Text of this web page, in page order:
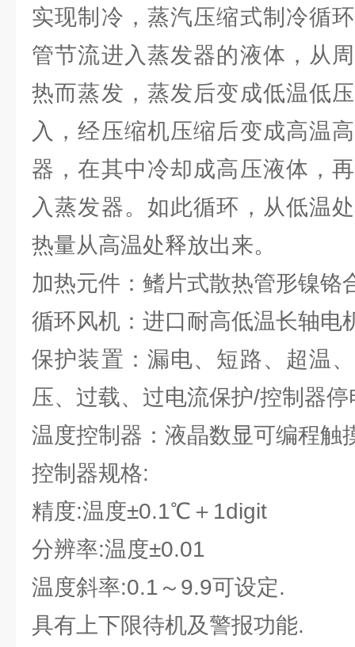
实现制冷，蒸汽压缩式制冷循
管节流进入蒸发器的液体，从
热而蒸发，蒸发后变成低温低
入，经压缩机压缩后变成高温
器，在其中冷却成高压液体，
入蒸发器。如此循环，从低温
热量从高温处释放出来。
加热元件：鳍片式散热管形镍铬
循环风机：进口耐高低温长轴电
保护装置：漏电、短路、超温
压、过载、过电流保护/控制器停
温度控制器：液晶数显可编程触
控制器规格:
精度:温度±0.1℃＋1digit
分辨率:温度±0.01
温度斜率:0.1～9.9可设定.
具有上下限待机及警报功能.